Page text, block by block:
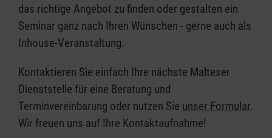
das richtige Angebot zu finden oder gestalten ein
Seminar ganz nach Ihren Wünschen - gerne auch als
Inhouse-Veranstaltung.
Kontaktieren Sie einfach Ihre nächste Malteser
Dienststelle für eine Beratung und
Terminvereinbarung oder nutzen Sie unser Formular.
Wir freuen uns auf Ihre Kontaktaufnahme!